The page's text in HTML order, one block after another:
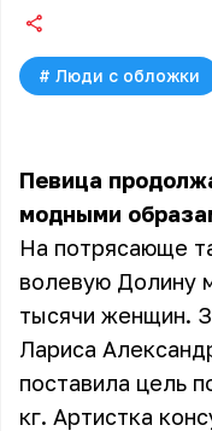
# Люди с обложки
Певица
модными
На потрясающе
волевую Долину
тысячи женщин.
Лариса
поставила цель
кг. Артистка